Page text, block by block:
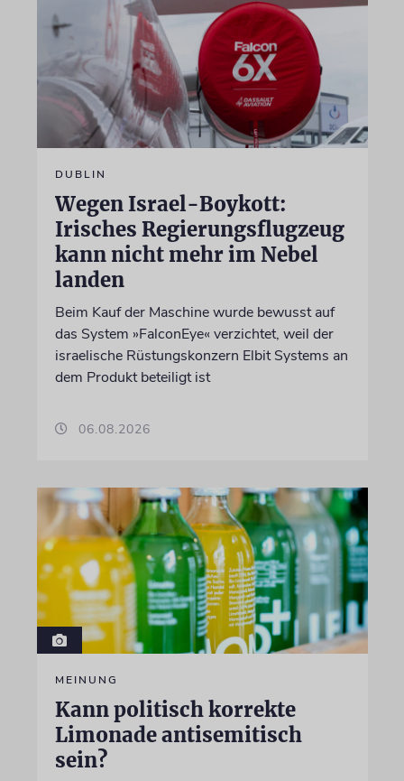
DUBLIN
Wegen Israel-Boykott:
Irisches Regierungsflugzeug
kann nicht mehr im Nebel
landen
Beim Kauf der Maschine wurde bewusst auf
das System »FalconEye« verzichtet, weil der
israelische Rüstungskonzern Elbit Systems an
dem Produkt beteiligt ist
06.08.2026
MEINUNG
Kann politisch korrekte
Limonade antisemitisch
sein?